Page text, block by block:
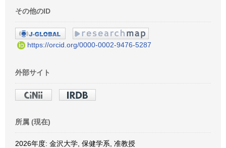
その他のID
https://orcid.org/0000-0002-9476-5287
外部サイト
所属 (現在)
2026年度: 金沢大学, 保健学系, 准教授